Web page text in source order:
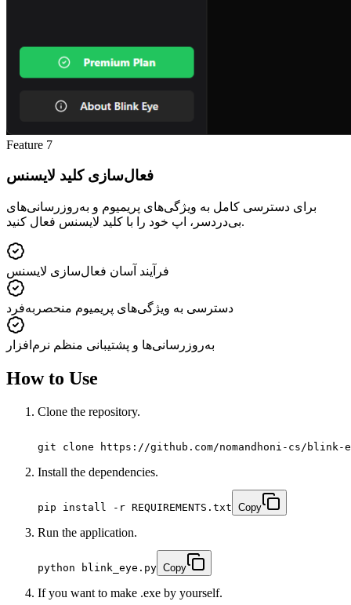
Feature 7
فعال‌سازی کلید لایسنس
برای دسترسی کامل به ویژگی‌های پریمیوم و به‌روزرسانی‌های
بی‌دردسر، اپ خود را با کلید لایسنس فعال کنید.
فرآیند آسان فعال‌سازی لایسنس
دسترسی به ویژگی‌های پریمیوم منحصربه‌فرد
به‌روزرسانی‌ها و پشتیبانی منظم نرم‌افزار
How to Use
Clone the repository.
git clone https://github.com/nomandhoni-cs/blink-
Install the dependencies.
pip install -r REQUIREMENTS.txt Copy
Run the application.
python blink_eye.py Copy
If you want to make .exe by yourself.